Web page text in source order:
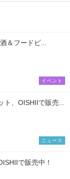
＆フードビ...
イベント
、OISHIIで販売...
ニュース
で販売中！